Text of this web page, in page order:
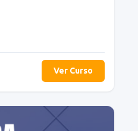
Ver Curso